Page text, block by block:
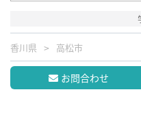
香川県 高松市
お問合わせ